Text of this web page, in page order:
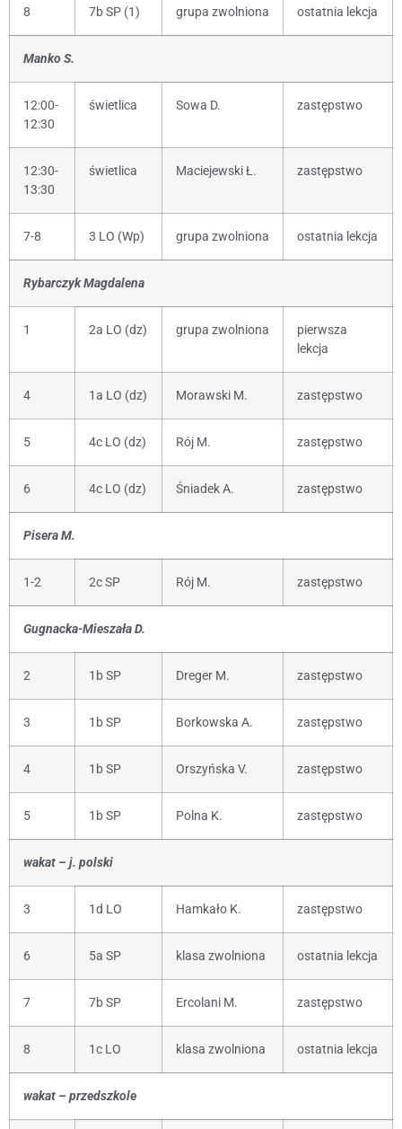
8 7b SP (1) grupa zwolniona ostatnia lekcja
Manko S.
12:00-
12:30
świetlica Sowa D. zastępstwo
12:30-
13:30
świetlica Maciejewski Ł. zastępstwo
7-8 3 LO (Wp) grupa zwolniona ostatnia lekcja
Rybarczyk Magdalena
1 2a LO (dz) grupa zwolniona
pierwsza
lekcja
4 1a LO (dz) Morawski M. zastępstwo
5 4c LO (dz) Rój M. zastępstwo
6 4c LO (dz) Śniadek A. zastępstwo
Pisera M.
1-2 2c SP Rój M. zastępstwo
Gugnacka-Mieszała D.
2 1b SP Dreger M. zastępstwo
3 1b SP Borkowska A. zastępstwo
4 1b SP Orszyńska V. zastępstwo
5 1b SP Polna K. zastępstwo
wakat – j. polski
3 1d LO Hamkało K. zastępstwo
6 5a SP klasa zwolniona ostatnia lekcja
7 7b SP Ercolani M. zastępstwo
8 1c LO klasa zwolniona ostatnia lekcja
wakat – przedszkole